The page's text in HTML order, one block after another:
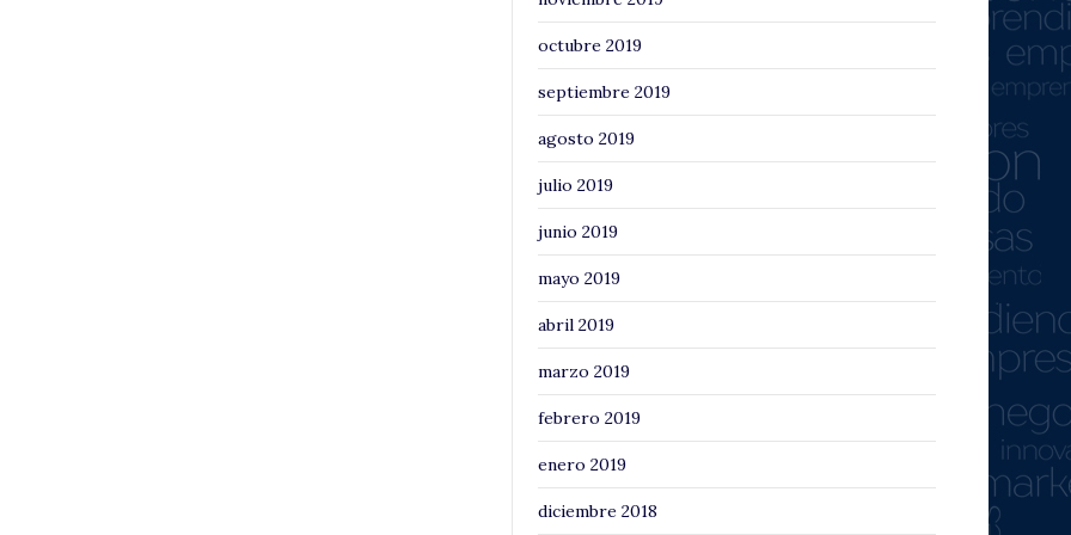
octubre 2019
septiembre 2019
agosto 2019
julio 2019
junio 2019
mayo 2019
abril 2019
marzo 2019
febrero 2019
enero 2019
diciembre 2018